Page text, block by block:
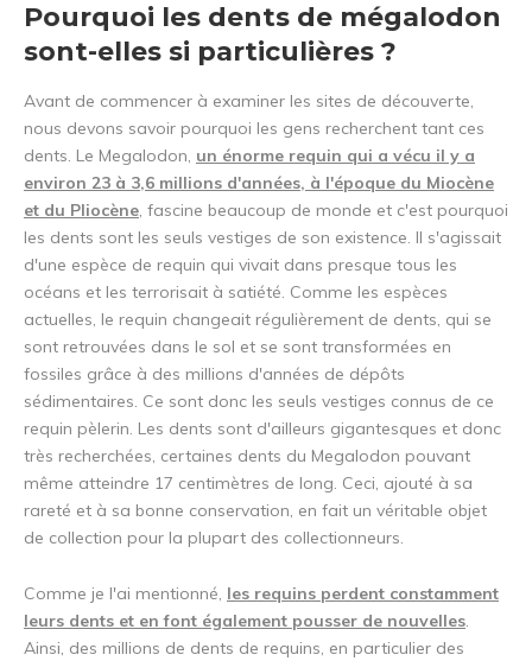
Pourquoi les dents de mégalodon
sont-elles si particulières ?
Avant de commencer à examiner les sites de découverte,
nous devons savoir pourquoi les gens recherchent tant ces
dents. Le Megalodon, un énorme requin qui a vécu il y a
environ 23 à 3,6 millions d'années, à l'époque du Miocène
et du Pliocène, fascine beaucoup de monde et c'est pourquoi
les dents sont les seuls vestiges de son existence. Il s'agissait
d'une espèce de requin qui vivait dans presque tous les
océans et les terrorisait à satiété. Comme les espèces
actuelles, le requin changeait régulièrement de dents, qui se
sont retrouvées dans le sol et se sont transformées en
fossiles grâce à des millions d'années de dépôts
sédimentaires. Ce sont donc les seuls vestiges connus de ce
requin pèlerin. Les dents sont d'ailleurs gigantesques et donc
très recherchées, certaines dents du Megalodon pouvant
même atteindre 17 centimètres de long. Ceci, ajouté à sa
rareté et à sa bonne conservation, en fait un véritable objet
de collection pour la plupart des collectionneurs.
Comme je l'ai mentionné, les requins perdent constamment
leurs dents et en font également pousser de nouvelles.
Ainsi, des millions de dents de requins, en particulier des